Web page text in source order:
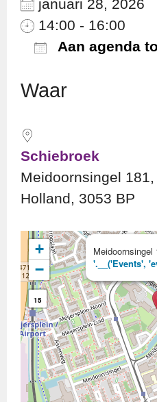
januari 28, 2026
14:00 - 16:00
Aan agenda
Waar
Schiebroek
Meidoornsingel
Holland, 3053 BP
Meidoornsingel
'.__('Events',
+
−
15